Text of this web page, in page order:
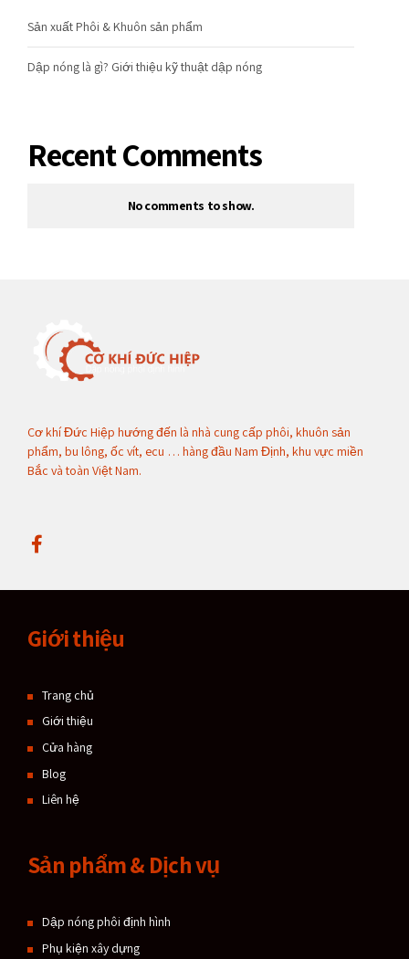
Sản xuất Phôi & Khuôn sản phẩm
Dập nóng là gì? Giới thiệu kỹ thuật dập nóng
Recent Comments
No comments to show.
Cơ khí Đức Hiệp hướng đến là nhà cung cấp phôi, khuôn sản
phẩm, bu lông, ốc vít, ecu … hàng đầu Nam Định, khu vực miền
Bắc và toàn Việt Nam.
Giới thiệu
Trang chủ
Giới thiệu
Cửa hàng
Blog
Liên hệ
Sản phẩm & Dịch vụ
Dập nóng phôi định hình
Phụ kiện xây dựng